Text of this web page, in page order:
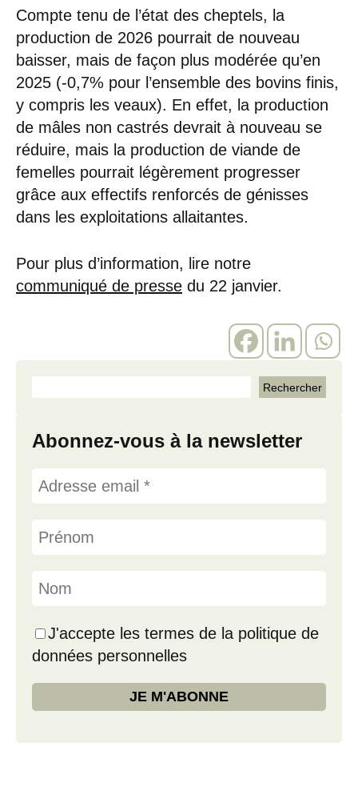
Compte tenu de l’état des cheptels, la
production de 2026 pourrait de nouveau
baisser, mais de façon plus modérée qu’en
2025 (-0,7% pour l’ensemble des bovins finis,
y compris les veaux). En effet, la production
de mâles non castrés devrait à nouveau se
réduire, mais la production de viande de
femelles pourrait légèrement progresser
grâce aux effectifs renforcés de génisses
dans les exploitations allaitantes.
Pour plus d’information, lire notre
communiqué de presse du 22 janvier.
Abonnez-vous à la newsletter
J'accepte les termes de la politique de
données personnelles